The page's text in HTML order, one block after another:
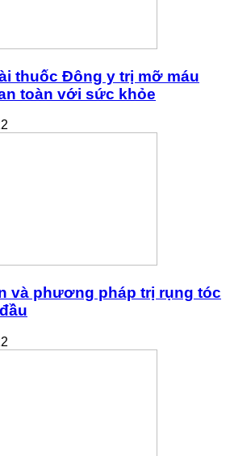
thuốc Đông y trị mỡ máu
toàn với sức khỏe
và phương pháp trị rụng tóc